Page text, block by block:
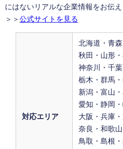
にはないリアルな企業情報をお伝え
＞＞ 公式サイトを見る
対応エリア
北海道・青
秋田・山形
神奈川・千
栃木・群馬
新潟・富山
愛知・静岡
大阪・兵庫
奈良・和歌
鳥取・島根・